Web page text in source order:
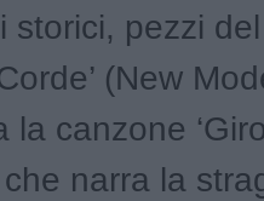
storici, pezzi
(New
la canzone
che narra la